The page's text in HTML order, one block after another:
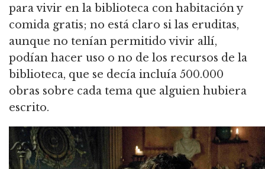
para vivir en la biblioteca con habitación y
comida gratis; no está claro si las eruditas,
aunque no tenían permitido vivir allí,
podían hacer uso o no de los recursos de la
biblioteca, que se decía incluía 500.000
obras sobre cada tema que alguien hubiera
escrito.